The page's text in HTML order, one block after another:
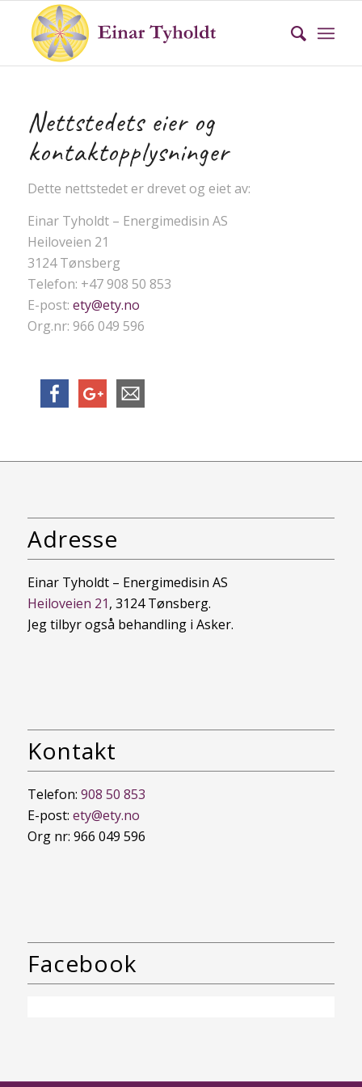
Nettstedets eier og
kontaktopplysninger
Dette nettstedet er drevet og eiet av:
Einar Tyholdt – Energimedisin AS
Heiloveien 21
3124 Tønsberg
Telefon: +47 908 50 853
E-post: ety@ety.no
Org.nr: 966 049 596
Adresse
Einar Tyholdt – Energimedisin AS
Heiloveien 21, 3124 Tønsberg.
Jeg tilbyr også behandling i Asker.
Kontakt
Telefon: 908 50 853
E-post: ety@ety.no
Org nr: 966 049 596
Facebook